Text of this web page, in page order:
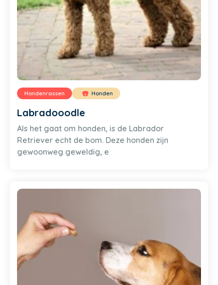
Hondenrassen Honden
Labradooodle
Als het gaat om honden, is de Labrador
Retriever echt de bom. Deze honden zijn
gewoonweg geweldig, e